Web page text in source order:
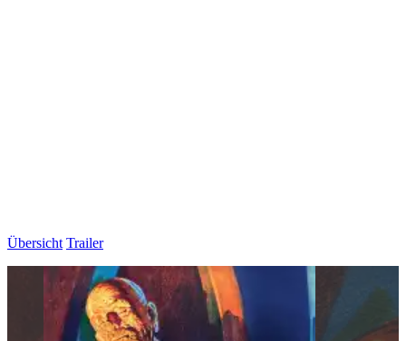
Übersicht Trailer